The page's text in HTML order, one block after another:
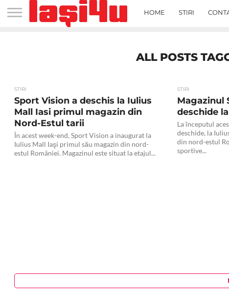
HOME STIRI
ALL POSTS
STIRI
Sport Vision a deschis la Iulius
Mall Iasi primul magazin din
Nord-Estul tarii
În acest week-end, Sport Vision a inaugurat la
Iulius Mall Iaşi primul său magazin din nord-
estul României. Magazinul este situat la etajul...
STIRI
Magazinul
deschide
La începutul
deschide, la
din nord-estul
sportive...